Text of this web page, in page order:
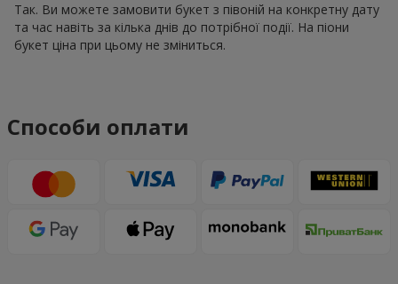
Так. Ви можете замовити букет з півоній на конкретну дату
та час навіть за кілька днів до потрібної події. На піони
букет ціна при цьому не зміниться.
Способи оплати